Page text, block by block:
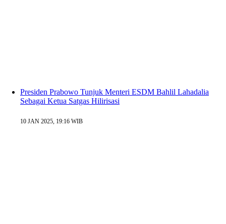
Presiden Prabowo Tunjuk Menteri ESDM Bahlil Lahadalia
Sebagai Ketua Satgas Hilirisasi
10 JAN 2025, 19:16 WIB